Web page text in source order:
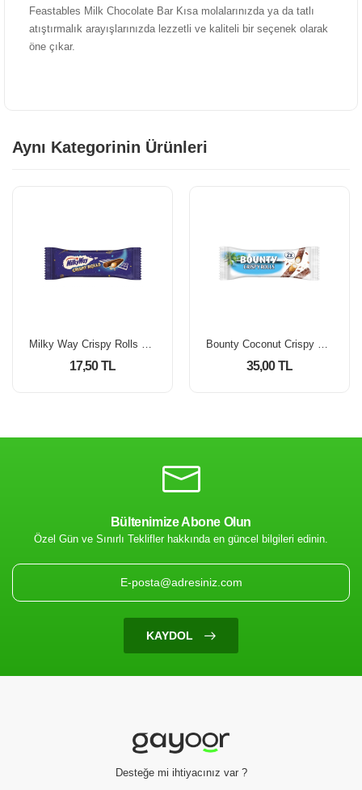
Feastables Milk Chocolate Bar Kısa molalarınızda ya da tatlı
atıştırmalık arayışlarınızda lezzetli ve kaliteli bir seçenek olarak
öne çıkar.
Aynı Kategorinin Ürünleri
17,50 TL 35,00 TL
Bültenimize Abone Olun
Özel Gün ve Sınırlı Teklifler hakkında en güncel bilgileri edinin.
KAYDOL
Desteğe mi ihtiyacınız var ?